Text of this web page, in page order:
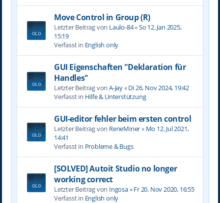
Move Control in Group (R)
Letzter Beitrag von Laulo-84«So 12. Jan 2025,
15:19
Verfasst in English only
GUI Eigenschaften "Deklaration für
Handles"
Letzter Beitrag von A-Jay«Di 26. Nov 2024, 19:42
Verfasst in Hilfe & Unterstützung
GUI-editor fehler beim ersten control
Letzter Beitrag von ReneMiner« Mo 12. Jul 2021,
14:41
Verfasst in Probleme & Bugs
[SOLVED] Autoit Studio no longer
working correct
Letzter Beitrag von Ingosa«Fr 20. Nov 2020, 16:55
Verfasst in English only